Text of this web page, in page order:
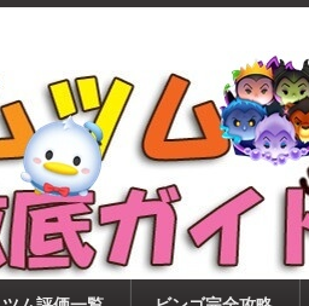
ザ徹底ガイド
寧に解説！ツムツムを12